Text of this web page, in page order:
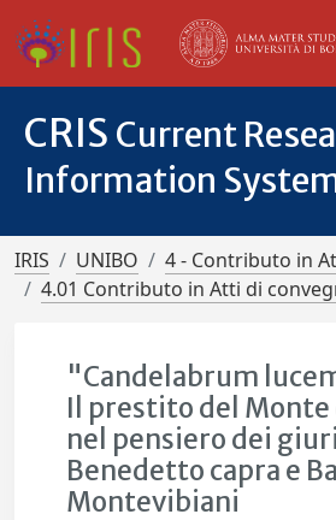
CRIS Current
Information
IRIS UNIBO
4 - Contributo in
4.01 Contributo in Atti di
"Candelabrum
Il prestito del Monte
nel pensiero dei
Benedetto capra e
Montevibiani